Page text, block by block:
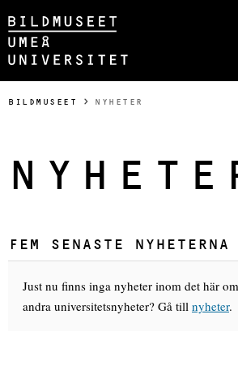
Hoppa direkt till innehållet
Huvudmenyn dold.
BILDMUSEET
NYHETER
FEM SENASTE NYHETERNA
Just nu finns inga nyheter inom det här
andra universitetsnyheter? Gå till nyheter.